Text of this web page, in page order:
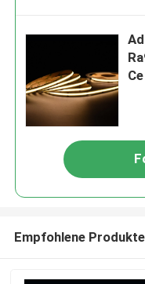
Empfohlene Produkte